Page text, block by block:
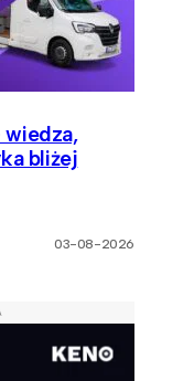
wiedza,
bliżej
03-08-2026